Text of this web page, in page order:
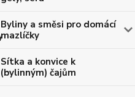
Byliny a směsi pro domácí
mazlíčky
Sítka a konvice k
(bylinným) čajům